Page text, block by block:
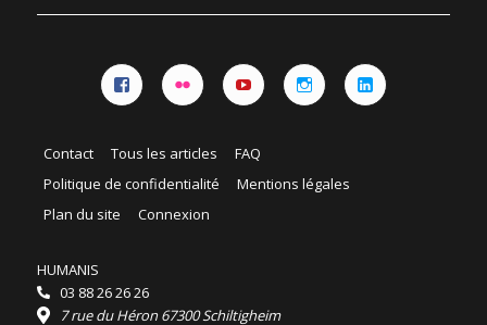
Contact Tous les articles
FAQ
Politique de confidentialité
Mentions légales
Plan du site
Connexion
HUMANIS
03 88 26 26 26
7 rue du Héron 67300 Schiltigheim